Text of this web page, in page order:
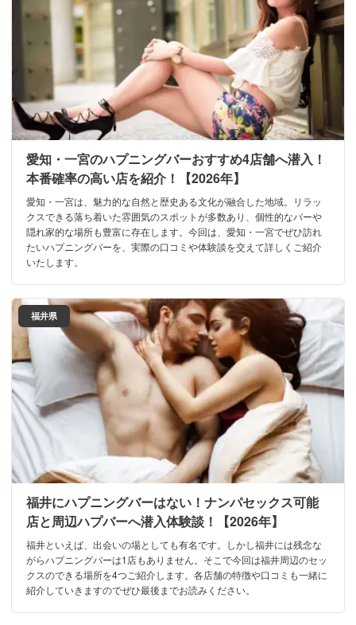
愛知・一宮のハプニングバーおすすめ4店舗へ潜入！
本番確率の高い店を紹介！【2026年】
愛知・一宮は、魅力的な自然と歴史ある文化が融合した地域。リラッ
クスできる落ち着いた雰囲気のスポットが多数あり、個性的なバーや
隠れ家的な場所も豊富に存在します。今回は、愛知・一宮でぜひ訪れ
たいハプニングバーを、実際の口コミや体験談を交えて詳しくご紹介
いたします。
福井県
福井にハプニングバーはない！ナンパセックス可能
店と周辺ハプバーへ潜入体験談！【2026年】
福井といえば、出会いの場としても有名です。しかし福井には残念な
がらハプニングバーは1店もありません。そこで今回は福井周辺のセッ
クスのできる場所を4つご紹介します。各店舗の特徴や口コミも一緒に
紹介していきますのでぜひ最後までお読みください。